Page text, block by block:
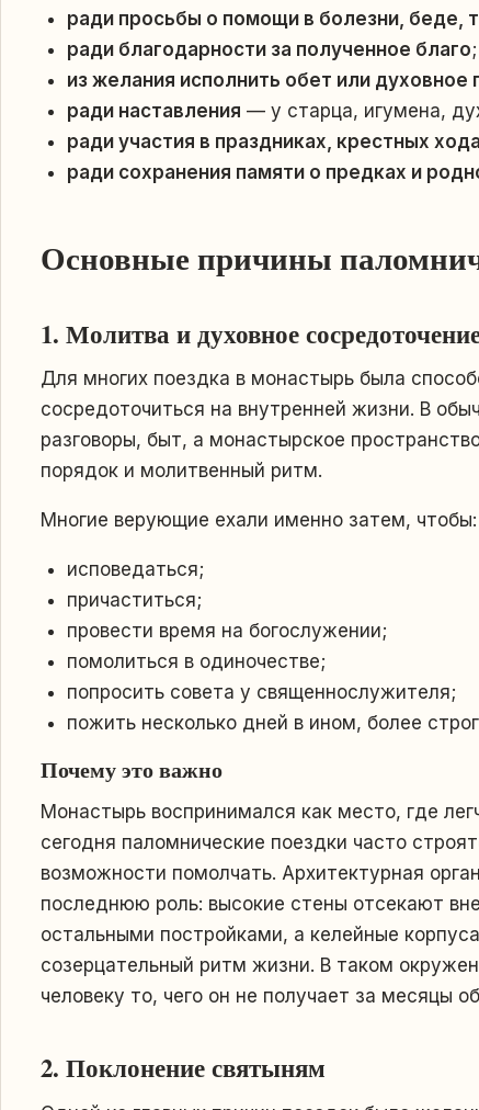
ради просьбы о помощи в болезни, беде,
ради благодарности за полученное благо;
из желания исполнить обет или духовное
ради наставления — у старца, игумена,
ради участия в праздниках, крестных
ради сохранения памяти о предках и
Основные причины
1. Молитва и духовное
Для многих поездка в монастырь была
сосредоточиться на внутренней жизни. В
разговоры, быт, а монастырское
порядок и молитвенный ритм.
Многие верующие ехали именно затем, чтобы:
исповедаться;
причаститься;
провести время на богослужении;
помолиться в одиночестве;
попросить совета у священнослужителя;
пожить несколько дней в ином, более
Почему это важно
Монастырь воспринимался как место, где
сегодня паломнические поездки часто
возможности помолчать. Архитектурная
последнюю роль: высокие стены отсекают
остальными постройками, а келейные
созерцательный ритм жизни. В таком
человеку то, чего он не получает за месяцы
2. Поклонение святыням